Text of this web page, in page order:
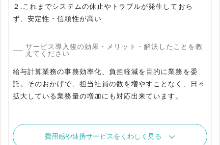
２.これまでシステムの休止やトラブルが発生しておら
ず、安定性・信頼性が高い
サービス導入後の効果・メリット・解決したことを教
えてください
給与計算業務の事務効率化、負担軽減を目的に業務を委
託。そのおかげで、担当社員の数を増やすことなく、日々
拡大している業務量の増加にも対応出来ています。
費用感や連携サービスをくわしく見る